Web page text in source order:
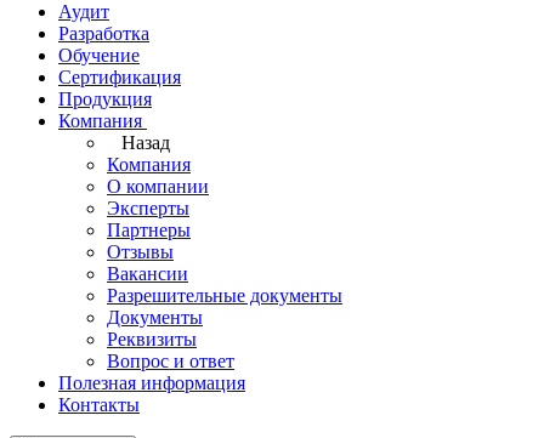
Аудит
Разработка
Обучение
Сертификация
Продукция
Компания
Назад
Компания
О компании
Эксперты
Партнеры
Отзывы
Вакансии
Разрешительные документы
Документы
Реквизиты
Вопрос и ответ
Полезная информация
Контакты